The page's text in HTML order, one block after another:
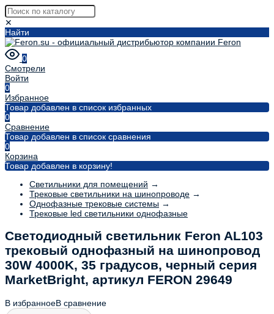
✕
Найти
0
Смотрели
Войти
0
Избранное
Товар добавлен в список избранных
0
Сравнение
Товар добавлен в список сравнения
0
Корзина
Товар добавлен в корзину!
Светильники для помещений →
Трековые светильники на шинопроводе →
Однофазные трековые системы →
Трековые led светильники однофазные
Светодиодный светильник Feron AL103
трековый однофазный на шинопровод
30W 4000K, 35 градусов, черный серия
MarketBright, артикул FERON 29649
В избранноеВ сравнение